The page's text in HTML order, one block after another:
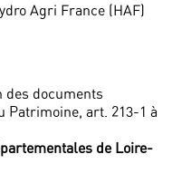
Agri France (HAF)
des documents
Patrimoine, art. 213-1 à
de Loire-